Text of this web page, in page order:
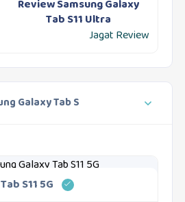
Review Samsung Galaxy
Tab S11 Ultra
Jagat Review
Galaxy Tab S
S11 5G